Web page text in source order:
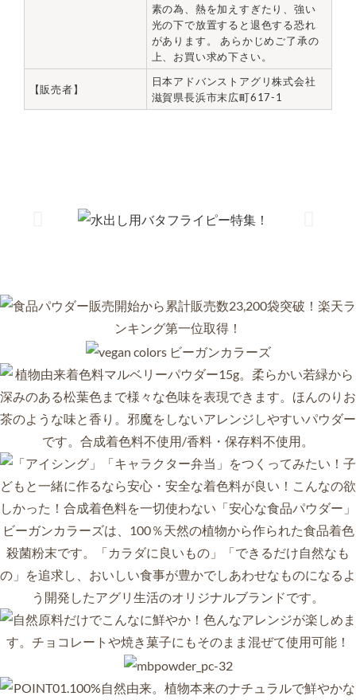
素の為、熱を加えすぎたり、強い
光の下で放置すると退色する恐れ
があります。 あらかじめご了承の
上、お買い求め下さい。
【販売者】
日本アドバンストアグリ株式会社
滋賀県長浜市末広町617-1